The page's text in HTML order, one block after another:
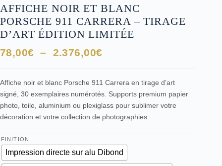
AFFICHE NOIR ET BLANC
PORSCHE 911 CARRERA – TIRAGE
D’ART ÉDITION LIMITÉE
78,00€ – 2.376,00€Plage
78,00€
à
2.376,00€
Affiche noir et blanc Porsche 911 Carrera en tirage d’art
signé, 30 exemplaires numérotés. Supports premium papier
photo, toile, aluminium ou plexiglass pour sublimer votre
décoration et votre collection de photographies.
FINITION
Impression directe sur alu Dibond